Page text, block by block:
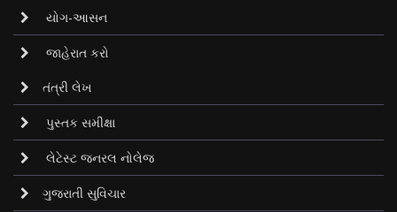
યોગ-આસન
જાહેરાત કરો
તંત્રી લેખ
પુસ્તક સમીક્ષા
લેટેસ્ટ જનરલ નોલેજ
ગુજરાતી સુવિચાર